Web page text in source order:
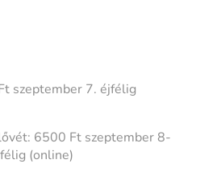
szeptember 7. éjfélig
6500 Ft szeptember 8-
(online)